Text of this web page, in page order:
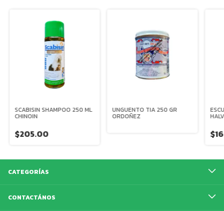
SCABISIN SHAMPOO 250 ML
CHINOIN
$205.00
UNGUENTO TIA 250 GR
ORDOÑEZ
CATEGORÍAS
CONTACTÁNOS